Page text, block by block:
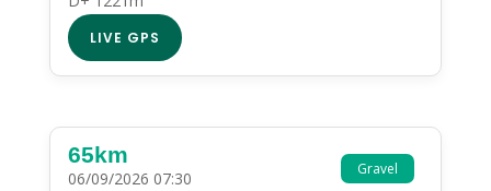
LIVE GPS
Gravel
65km
06/09/2026 07:30